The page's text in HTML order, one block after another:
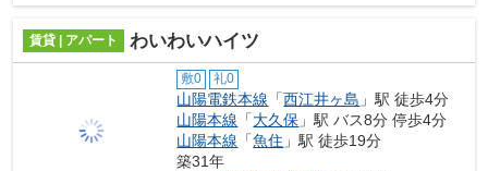
賃貸 | アパート わいわいハイツ
敷0 礼0
山陽電鉄本線 「西江井ヶ島 」駅 徒歩4分
山陽本線 「大久保 」駅 バス8分 停歩4分
山陽本線 「魚住 」駅 徒歩19分
築31年